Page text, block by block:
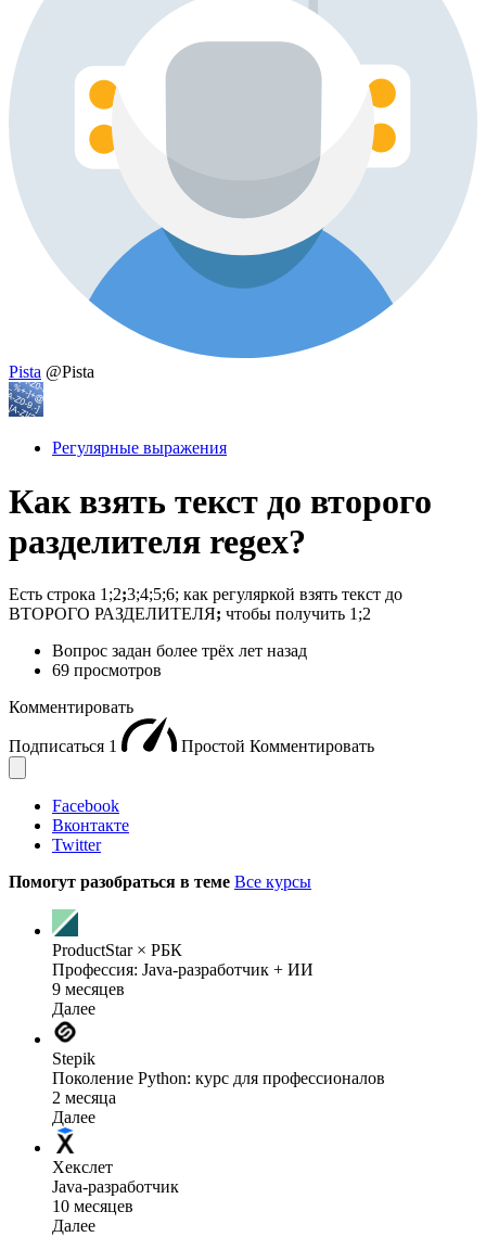
Pista @Pista
Регулярные выражения
Как взять текст до второго
разделителя regex?
Есть строка 1;2;3;4;5;6; как регуляркой взять текст до
ВТОРОГО РАЗДЕЛИТЕЛЯ; чтобы получить 1;2
Вопрос задан более трёх лет назад
69 просмотров
Комментировать
Подписаться 1 Простой Комментировать
Facebook
Вконтакте
Twitter
Помогут разобраться в теме Все курсы
ProductStar × РБК
Профессия: Java-разработчик + ИИ
9 месяцев
Далее
Stepik
Поколение Python: курс для профессионалов
2 месяца
Далее
Хекслет
Java-разработчик
10 месяцев
Далее